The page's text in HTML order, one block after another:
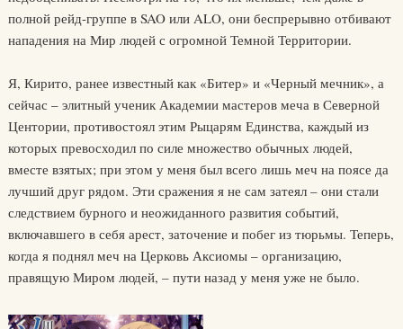
полной рейд-группе в SAO или ALO, они беспрерывно отбивают
нападения на Мир людей с огромной Темной Территории.
Я, Кирито, ранее известный как «Битер» и «Черный мечник», а
сейчас – элитный ученик Академии мастеров меча в Северной
Центории, противостоял этим Рыцарям Единства, каждый из
которых превосходил по силе множество обычных людей,
вместе взятых; при этом у меня был всего лишь меч на поясе да
лучший друг рядом. Эти сражения я не сам затеял – они стали
следствием бурного и неожиданного развития событий,
включавшего в себя арест, заточение и побег из тюрьмы. Теперь,
когда я поднял меч на Церковь Аксиомы – организацию,
правящую Миром людей, – пути назад у меня уже не было.